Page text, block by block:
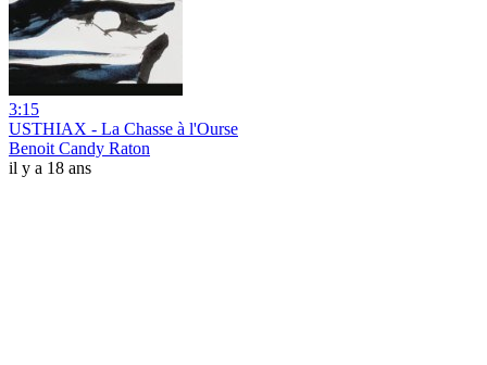
3:15
USTHIAX - La Chasse à l'Ourse
Benoit Candy Raton
il y a 18 ans